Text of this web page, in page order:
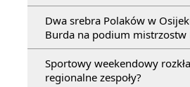
Dwa srebra Polaków w
Burda na podium mistrzostw
Sportowy weekendowy
regionalne zespoły?